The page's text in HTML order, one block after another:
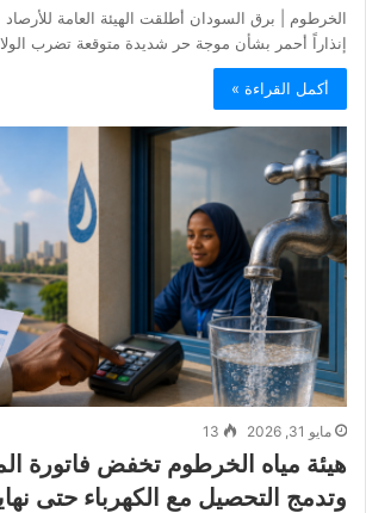
الخرطوم | برق السودان أطلقت الهيئة العامة
إنذاراً أحمر بشأن موجة حر شديدة متوقعة تضرب
أكمل القراءة »
مايو 31, 2026 13
وتدمج التحصيل مع الكهرباء حتى نهاية